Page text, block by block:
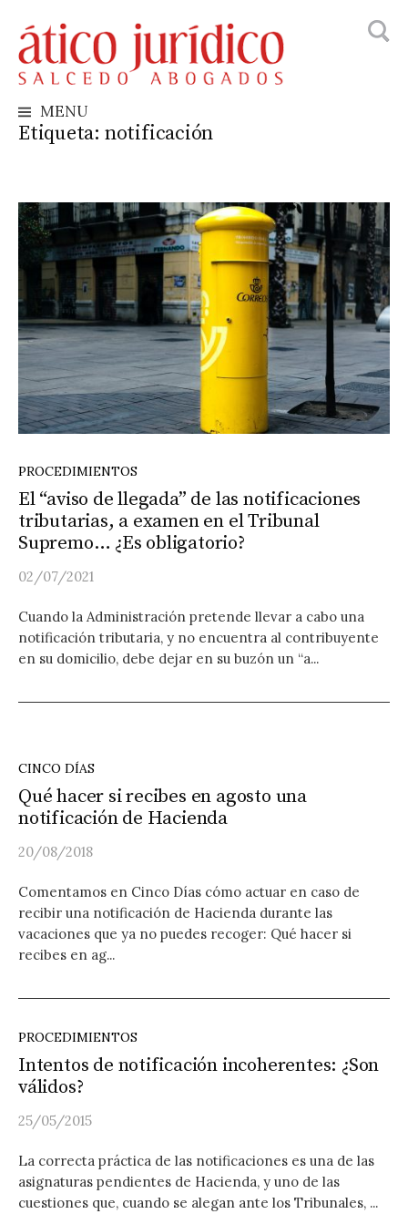
to
content
MENU
Etiqueta: notificación
PROCEDIMIENTOS
El “aviso de llegada” de las notificaciones
tributarias, a examen en el Tribunal
Supremo… ¿Es obligatorio?
02/07/2021
Cuando la Administración pretende llevar a cabo una
notificación tributaria, y no encuentra al contribuyente
en su domicilio, debe dejar en su buzón un “a...
CINCO DÍAS
Qué hacer si recibes en agosto una
notificación de Hacienda
20/08/2018
Comentamos en Cinco Días cómo actuar en caso de
recibir una notificación de Hacienda durante las
vacaciones que ya no puedes recoger: Qué hacer si
recibes en ag...
PROCEDIMIENTOS
Intentos de notificación incoherentes: ¿Son
válidos?
25/05/2015
La correcta práctica de las notificaciones es una de las
asignaturas pendientes de Hacienda, y uno de las
cuestiones que, cuando se alegan ante los Tribunales, ...